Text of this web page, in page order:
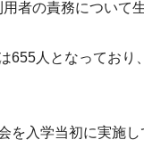
者の責務について
655人となっており
入学当初に実施し